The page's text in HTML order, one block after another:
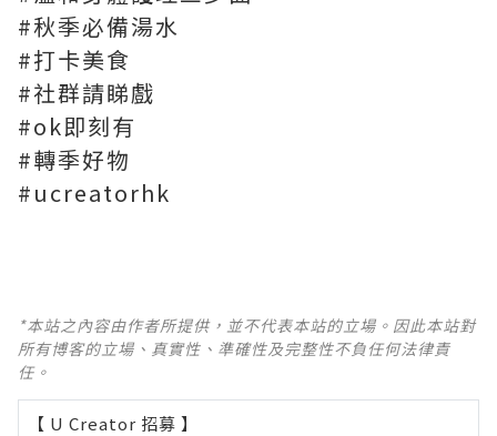
#秋季必備湯水
#打卡美食
#社群請睇戲
#ok即刻有
#轉季好物
#ucreatorhk
*本站之內容由作者所提供，並不代表本站的立場。因此本站對
所有博客的立場、真實性、準確性及完整性不負任何法律責
任。
【 U Creator 招募 】